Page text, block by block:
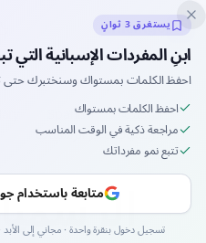
Inklingo
الرئيسية Spanish
الرسميات وغير الرسميات
يستغرق 3 ثوانٍ
ابنِ المفردات الإسبانية
احفظ الكلمات بمستواك وسنختبرك حتى
احفظ الكلمات بمستواك
مراجعة ذكية في الوقت المناسب
تتبع نمو مفرداتك
متابعة باستخدام
تسجيل دخول بنقرة واحدة · مجاني إلى